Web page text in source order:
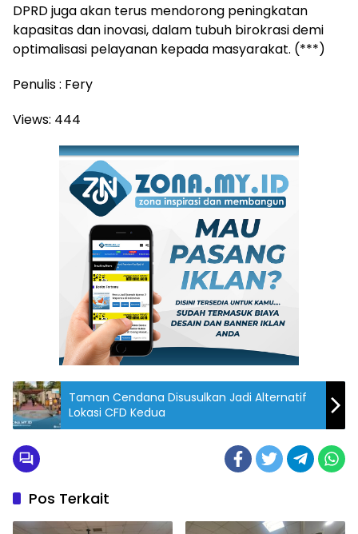
DPRD juga akan terus mendorong peningkatan
kapasitas dan inovasi, dalam tubuh birokrasi demi
optimalisasi pelayanan kepada masyarakat. (***)
Penulis : Fery
Views: 444
Taman Cendana Disusulkan Jadi Alternatif
Lokasi CFD Kedua
Pos Terkait